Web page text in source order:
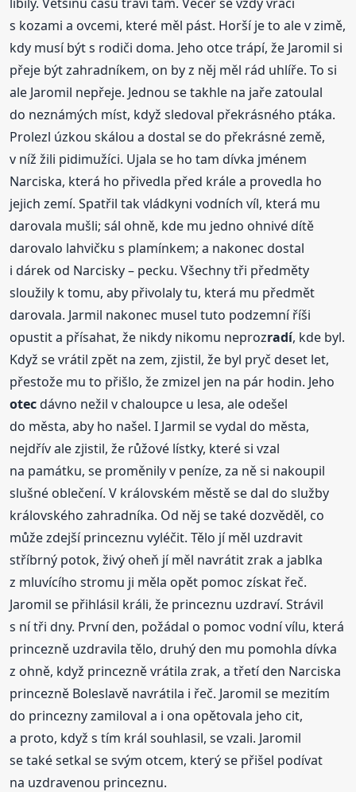
s kozami a ovcemi, které měl pást. Horší je to ale v zimě,
kdy musí být s rodiči doma. Jeho otce trápí, že Jaromil si
přeje být zahradníkem, on by z něj měl rád uhlíře. To si
ale Jaromil nepřeje. Jednou se takhle na jaře zatoulal
do neznámých míst, když sledoval překrásného ptáka.
Prolezl úzkou skálou a dostal se do překrásné země,
v níž žili pidimužíci. Ujala se ho tam dívka jménem
Narciska, která ho přivedla před krále a provedla ho
jejich zemí. Spatřil tak vládkyni vodních víl, která mu
darovala mušli; sál ohně, kde mu jedno ohnivé dítě
darovalo lahvičku s plamínkem; a nakonec dostal
i dárek od Narcisky – pecku. Všechny tři předměty
sloužily k tomu, aby přivolaly tu, která mu předmět
darovala. Jarmil nakonec musel tuto podzemní říši
opustit a přísahat, že nikdy nikomu neprozradí, kde byl.
Když se vrátil zpět na zem, zjistil, že byl pryč deset let,
přestože mu to přišlo, že zmizel jen na pár hodin. Jeho
otecdávno nežil v chaloupce u lesa, ale odešel
do města, aby ho našel. I Jarmil se vydal do města,
nejdřív ale zjistil, že růžové lístky, které si vzal
na památku, se proměnily v peníze, za ně si nakoupil
slušné oblečení. V královském městě se dal do služby
královského zahradníka. Od něj se také dozvěděl, co
může zdejší princeznu vyléčit. Tělo jí měl uzdravit
stříbrný potok, živý oheň jí měl navrátit zrak a jablka
z mluvícího stromu ji měla opět pomoc získat řeč.
Jaromil se přihlásil králi, že princeznu uzdraví. Strávil
s ní tři dny. První den, požádal o pomoc vodní vílu, která
princezně uzdravila tělo, druhý den mu pomohla dívka
z ohně, když princezně vrátila zrak, a třetí den Narciska
princezně Boleslavě navrátila i řeč. Jaromil se mezitím
do princezny zamiloval a i ona opětovala jeho cit,
a proto, když s tím král souhlasil, se vzali. Jaromil
se také setkal se svým otcem, který se přišel podívat
na uzdravenou princeznu.